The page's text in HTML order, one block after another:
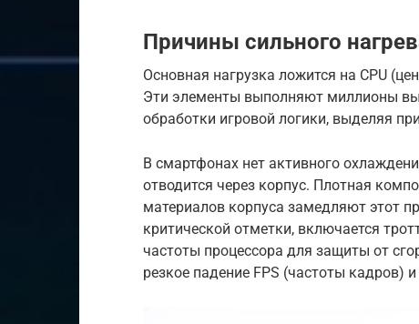
Причины сильного
Основная нагрузка ложится на CPU
Эти элементы выполняют миллионы
обработки игровой логики, выделяя
В смартфонах нет активного
отводится через корпус. Плотная
материалов корпуса замедляют этот
критической отметки, включается
частоты процессора для защиты от
резкое падение FPS (частоты кадров)